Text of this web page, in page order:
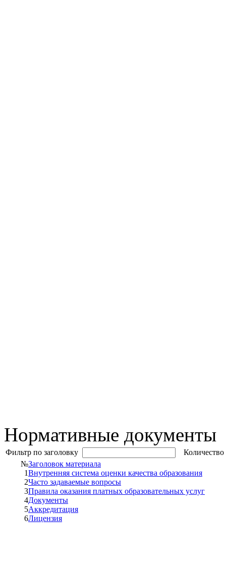
Нормативные документы
Фильтр по заголовку
№Заголовок материала
1Внутренняя система оценки качества образования
2Часто задаваемые вопросы
3Правила оказания платных образовательных услуг
4Документы
5Аккредитация
6Лицензия